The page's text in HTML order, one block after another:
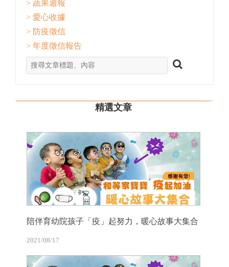
> 蔬果週報
> 愛心收據
> 防疫徵信
> 年度徵信報告
精選文章
陪伴育幼院孩子「疫」起努力，暖心故事大集合
2021/08/17